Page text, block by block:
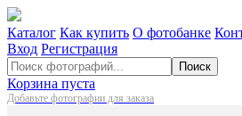
Каталог Как купить О фотобанке
Вход Регистрация
Поиск
Корзина пуста
Добавьте фотографии для заказа